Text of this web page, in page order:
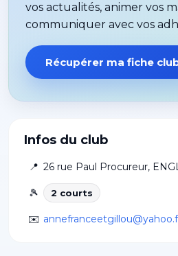
Infos du club
📍 26 rue Paul Procureur,
🎾 2 courts
✉️
vos actualités, animer vos
communiquer avec vos
Récupérer ma fiche